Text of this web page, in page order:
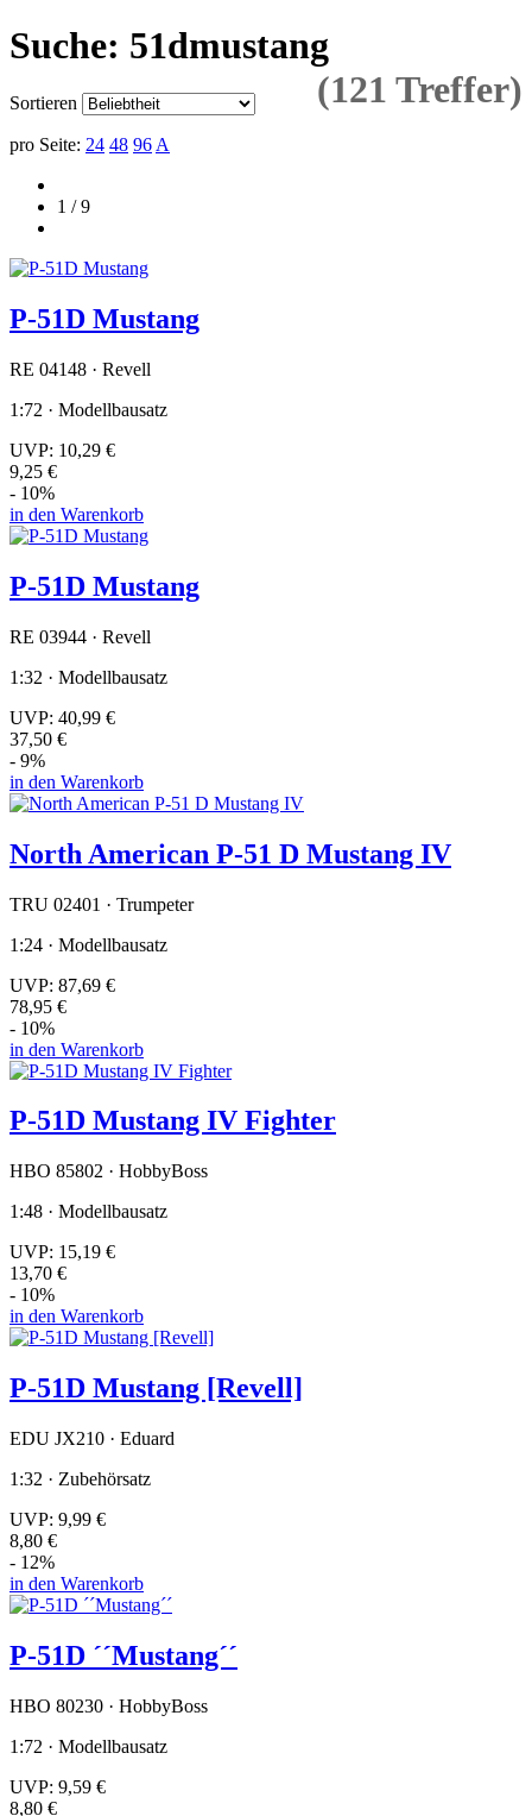
Suche: 51dmustang
(121 Treffer)
Sortieren
pro Seite: 24 48 96 A
1 / 9
P-51D Mustang
RE 04148 · Revell
1:72 · Modellbausatz
UVP: 10,29 €
9,25 €
- 10%
in den Warenkorb
P-51D Mustang
RE 03944 · Revell
1:32 · Modellbausatz
UVP: 40,99 €
37,50 €
- 9%
in den Warenkorb
North American P-51 D Mustang IV
TRU 02401 · Trumpeter
1:24 · Modellbausatz
UVP: 87,69 €
78,95 €
- 10%
in den Warenkorb
P-51D Mustang IV Fighter
HBO 85802 · HobbyBoss
1:48 · Modellbausatz
UVP: 15,19 €
13,70 €
- 10%
in den Warenkorb
P-51D Mustang [Revell]
EDU JX210 · Eduard
1:32 · Zubehörsatz
UVP: 9,99 €
8,80 €
- 12%
in den Warenkorb
P-51D ´´Mustang´´
HBO 80230 · HobbyBoss
1:72 · Modellbausatz
UVP: 9,59 €
8,80 €